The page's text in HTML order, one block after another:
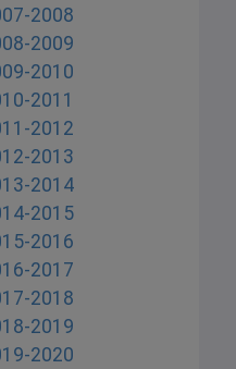
2008
2009
2010
2011
2012
2013
2014
2015
2016
2017
2018
2019
2020